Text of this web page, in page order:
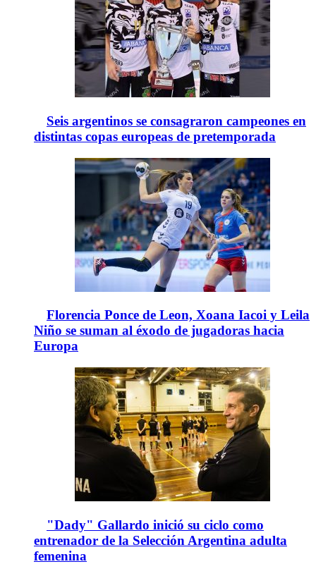
Seis argentinos se consagraron campeones en
distintas copas europeas de pretemporada
Florencia Ponce de Leon, Xoana Iacoi y Leila
Niño se suman al éxodo de jugadoras hacia
Europa
"Dady" Gallardo inició su ciclo como
entrenador de la Selección Argentina adulta
femenina